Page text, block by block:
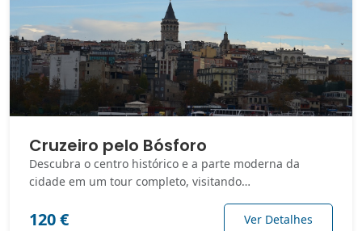
Cruzeiro pelo Bósforo
Descubra o centro histórico e a parte moderna da
cidade em um tour completo, visitando…
120 € Ver Detalhes